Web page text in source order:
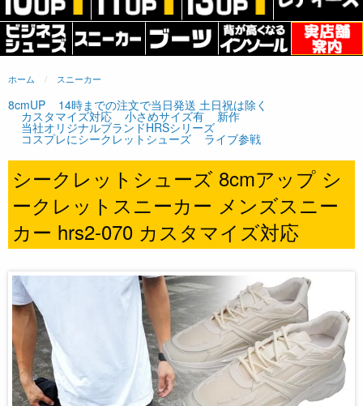
ホーム スニーカー
8cmUP 14時までの注文で当日発送 土日祝は除く
カスタマイズ対応 小さめサイズ有 新作
当社オリジナルブランドHRSシリーズ
コスプレにシークレットシューズ ライブ参戦
シークレットシューズ 8cmアップ シ
ークレットスニーカー メンズスニー
カー hrs2-070 カスタマイズ対応